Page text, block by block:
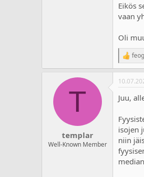
Eikös
vaan
Oli
R
e
a
c
i
n
s
:
T
templar
Well-Known Member
Juu,
isojen
niin